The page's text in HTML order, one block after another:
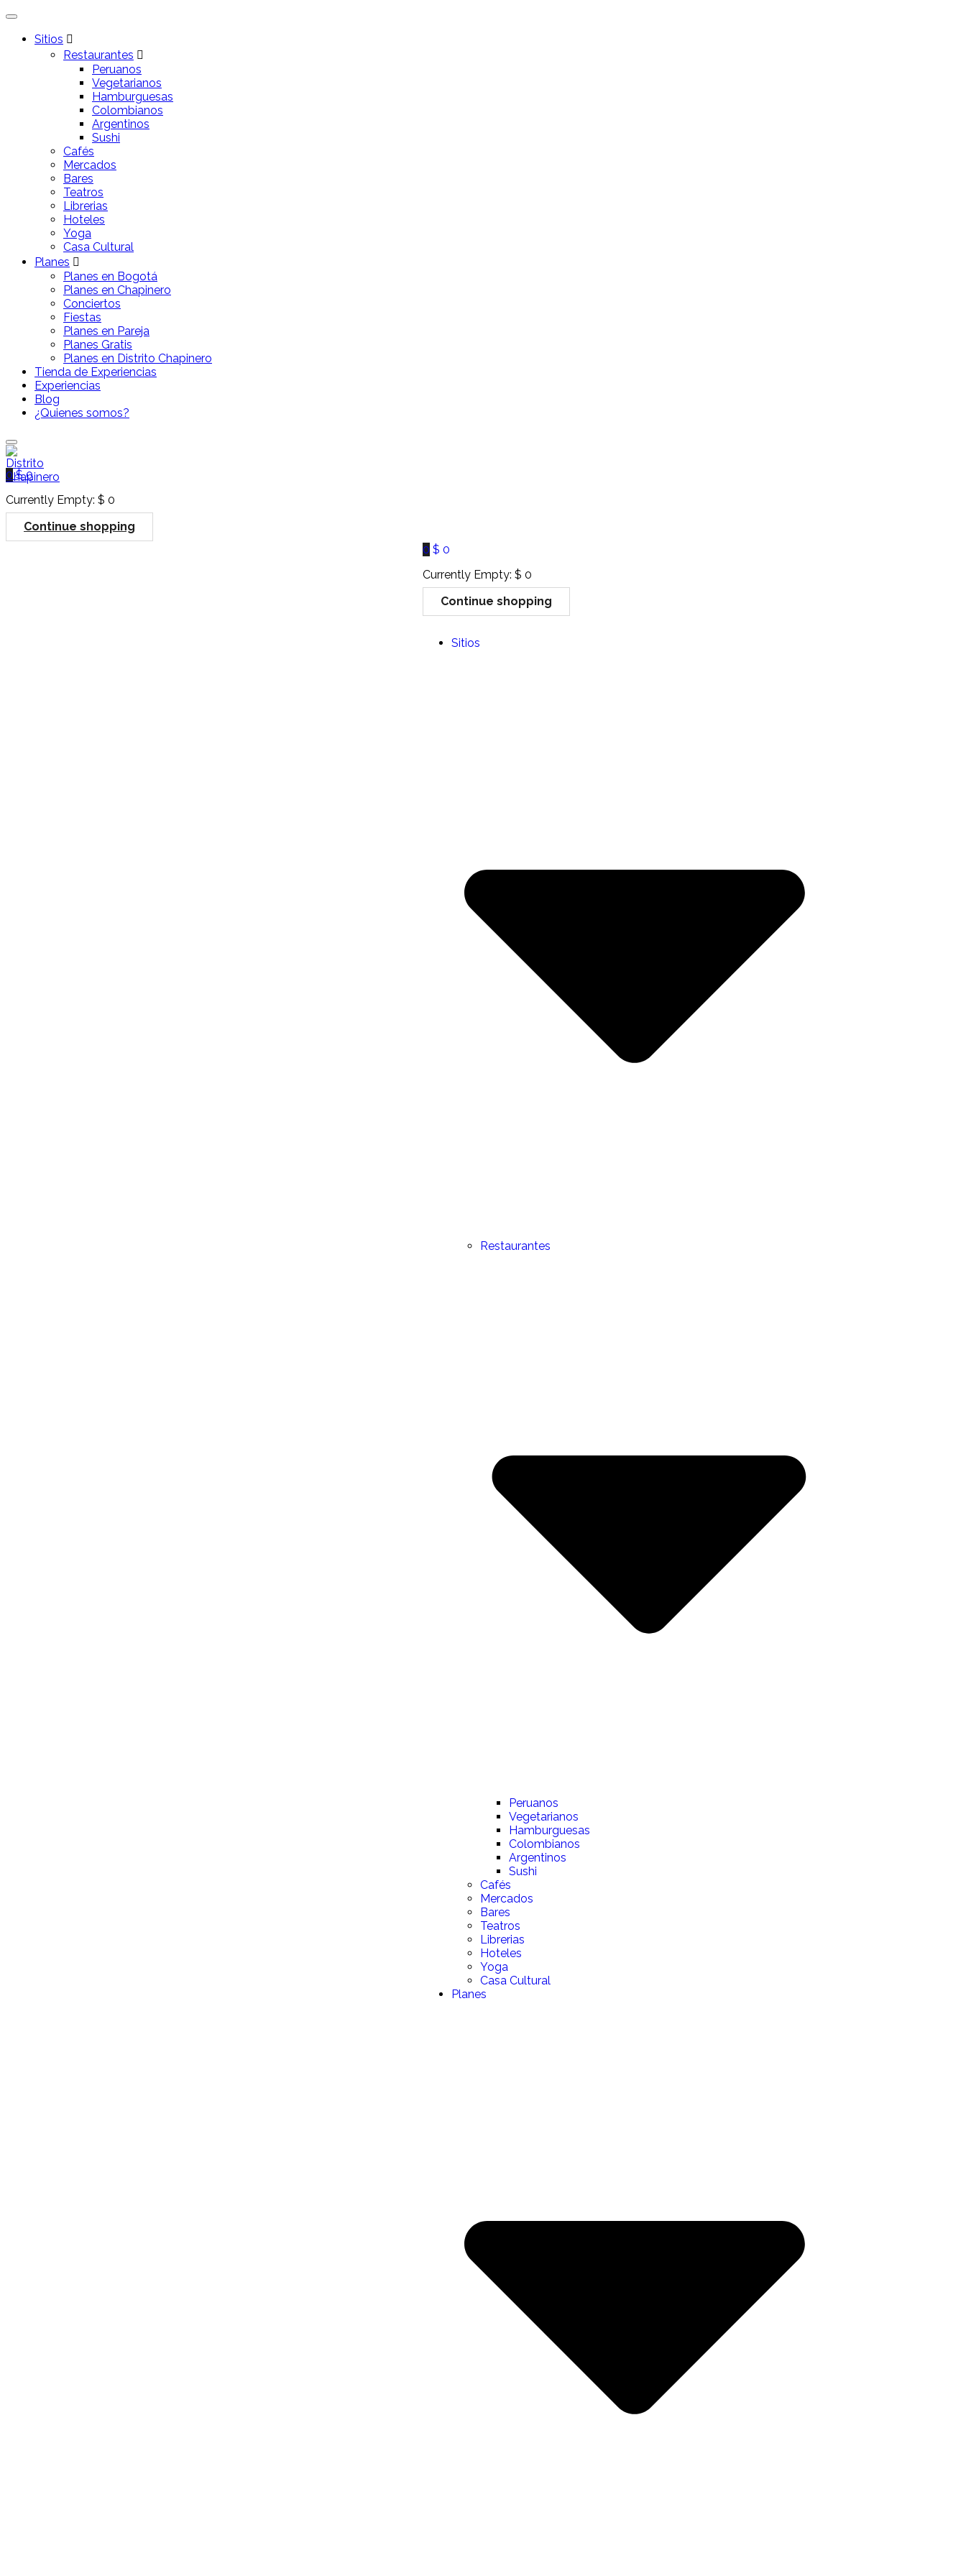
Sitios
Restaurantes
Peruanos
Vegetarianos
Hamburguesas
Colombianos
Argentinos
Sushi
Cafés
Mercados
Bares
Teatros
Librerias
Hoteles
Yoga
Casa Cultural
Planes
Planes en Bogotá
Planes en Chapinero
Conciertos
Fiestas
Planes en Pareja
Planes Gratis
Planes en Distrito Chapinero
Tienda de Experiencias
Experiencias
Blog
¿Quienes somos?
0 $0
Currently Empty: $ 0
Continue shopping
0 $ 0
Currently Empty: $ 0
Continue shopping
Sitios
Restaurantes
Peruanos
Vegetarianos
Hamburguesas
Colombianos
Argentinos
Sushi
Cafés
Mercados
Bares
Teatros
Librerias
Hoteles
Yoga
Casa Cultural
Planes